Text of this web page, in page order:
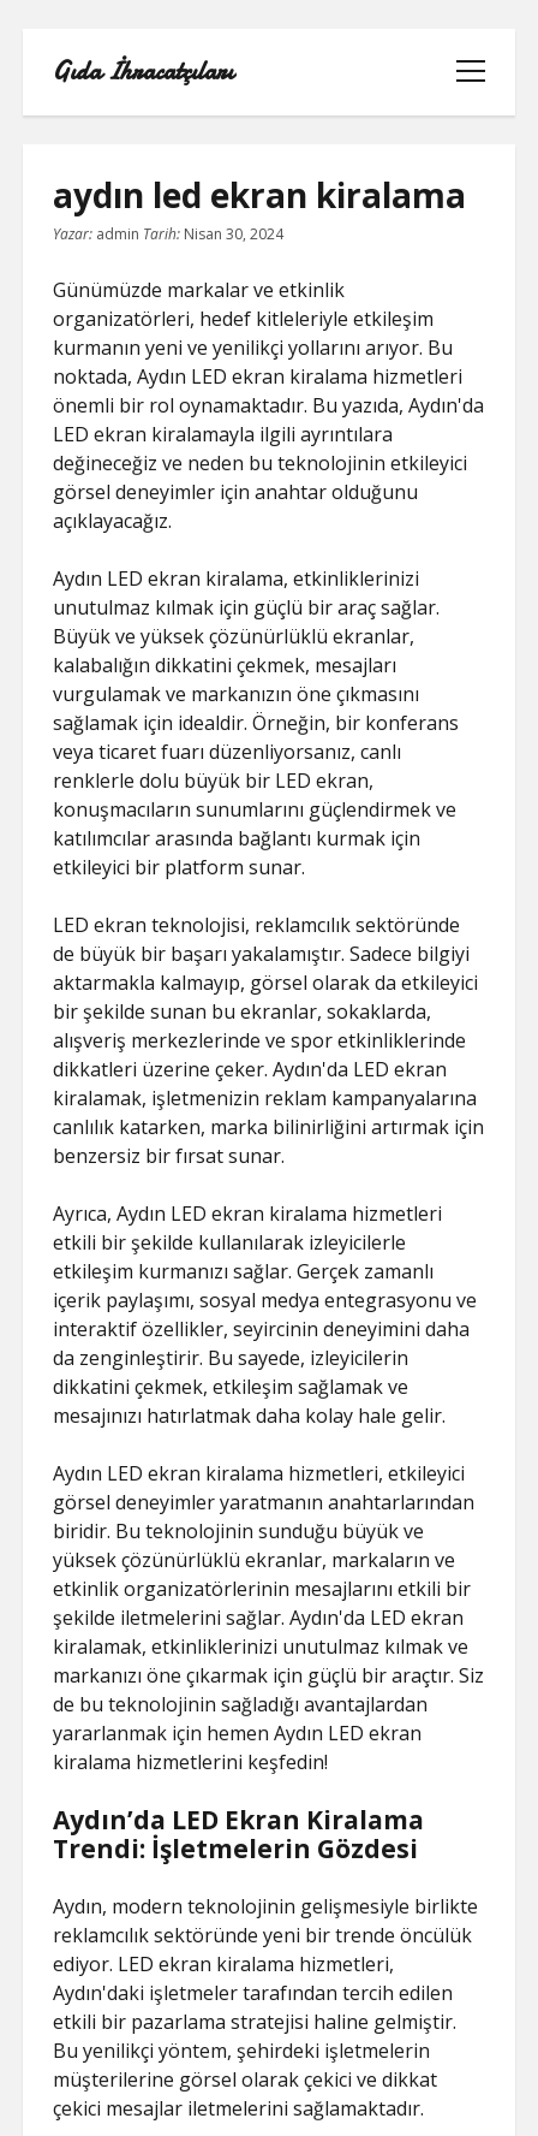
Gıda İhracatçıları
menüyü
aç
HILESI
INSTAGRAM BEĞENI HILESI 2021
ÜCRETSIZ
LISTE
RETWEET KASMA ŞIFRESIZ
aydın led ekran kiralama
Yazar: admin Tarih: Nisan 30, 2024
Günümüzde markalar ve etkinlik
organizatörleri, hedef kitleleriyle etkileşim
kurmanın yeni ve yenilikçi yollarını arıyor. Bu
noktada, Aydın LED ekran kiralama hizmetleri
önemli bir rol oynamaktadır. Bu yazıda, Aydın'da
LED ekran kiralamayla ilgili ayrıntılara
değineceğiz ve neden bu teknolojinin etkileyici
görsel deneyimler için anahtar olduğunu
açıklayacağız.
Aydın LED ekran kiralama, etkinliklerinizi
unutulmaz kılmak için güçlü bir araç sağlar.
Büyük ve yüksek çözünürlüklü ekranlar,
kalabalığın dikkatini çekmek, mesajları
vurgulamak ve markanızın öne çıkmasını
sağlamak için idealdir. Örneğin, bir konferans
veya ticaret fuarı düzenliyorsanız, canlı
renklerle dolu büyük bir LED ekran,
konuşmacıların sunumlarını güçlendirmek ve
katılımcılar arasında bağlantı kurmak için
etkileyici bir platform sunar.
LED ekran teknolojisi, reklamcılık sektöründe
de büyük bir başarı yakalamıştır. Sadece bilgiyi
aktarmakla kalmayıp, görsel olarak da etkileyici
bir şekilde sunan bu ekranlar, sokaklarda,
alışveriş merkezlerinde ve spor etkinliklerinde
dikkatleri üzerine çeker. Aydın'da LED ekran
kiralamak, işletmenizin reklam kampanyalarına
canlılık katarken, marka bilinirliğini artırmak için
benzersiz bir fırsat sunar.
Ayrıca, Aydın LED ekran kiralama hizmetleri
etkili bir şekilde kullanılarak izleyicilerle
etkileşim kurmanızı sağlar. Gerçek zamanlı
içerik paylaşımı, sosyal medya entegrasyonu ve
interaktif özellikler, seyircinin deneyimini daha
da zenginleştirir. Bu sayede, izleyicilerin
dikkatini çekmek, etkileşim sağlamak ve
mesajınızı hatırlatmak daha kolay hale gelir.
Aydın LED ekran kiralama hizmetleri, etkileyici
görsel deneyimler yaratmanın anahtarlarından
biridir. Bu teknolojinin sunduğu büyük ve
yüksek çözünürlüklü ekranlar, markaların ve
etkinlik organizatörlerinin mesajlarını etkili bir
şekilde iletmelerini sağlar. Aydın'da LED ekran
kiralamak, etkinliklerinizi unutulmaz kılmak ve
markanızı öne çıkarmak için güçlü bir araçtır. Siz
de bu teknolojinin sağladığı avantajlardan
yararlanmak için hemen Aydın LED ekran
kiralama hizmetlerini keşfedin!
Aydın’da LED Ekran Kiralama
Trendi: İşletmelerin Gözdesi
Aydın, modern teknolojinin gelişmesiyle birlikte
reklamcılık sektöründe yeni bir trende öncülük
ediyor. LED ekran kiralama hizmetleri,
Aydın'daki işletmeler tarafından tercih edilen
etkili bir pazarlama stratejisi haline gelmiştir.
Bu yenilikçi yöntem, şehirdeki işletmelerin
müşterilerine görsel olarak çekici ve dikkat
çekici mesajlar iletmelerini sağlamaktadır.